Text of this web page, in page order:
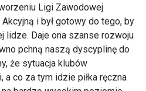
Ligi Zawodowej
Akcyjną i był gotowy do tego, by
lidze. Daje ona szanse rozwoju
pchną naszą dyscyplinę do
że sytuacja klubów
co za tym idzie piłka ręczna